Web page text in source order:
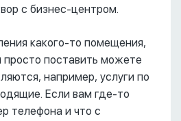
с бизнес-центром.
какого-то помещения,
просто поставить можете
например, услуги по
Если вам где-то
телефона и что с